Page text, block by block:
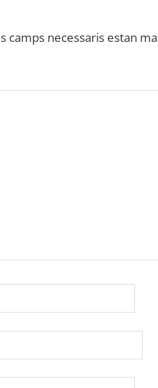
camps necessaris estan